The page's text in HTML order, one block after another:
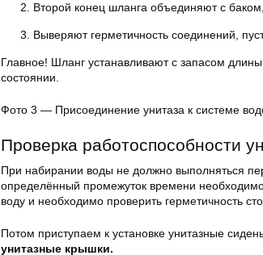
Второй конец шланга объединяют с
Выверяют герметичность соединений,
Главное! Шланг устанавливают с запасом
состоянии.
Фото 3 — Присоединение унитаза к системе
Проверка работоспособности
При набирании воды не должно выполняться
определённый промежуток времени
воду и необходимо проверить герметичность
Потом приступаем к установке унитазные
унитазные крышки.